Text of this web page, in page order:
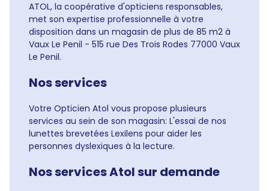
ATOL, la coopérative d'opticiens responsables,
met son expertise professionnelle à votre
disposition dans un magasin de plus de 85 m2 à
Vaux Le Penil - 515 rue Des Trois Rodes 77000 Vaux
Le Penil.
Nos services
Votre Opticien Atol vous propose plusieurs
services au sein de son magasin: L'essai de nos
lunettes brevetées Lexilens pour aider les
personnes dyslexiques à la lecture.
Nos services Atol sur demande